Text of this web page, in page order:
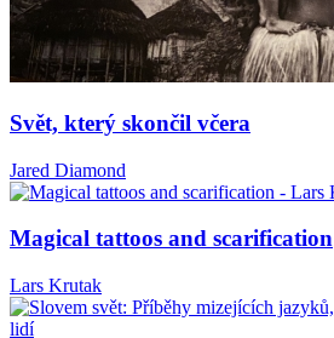
Svět, který skončil včera
Jared Diamond
Magical tattoos and scarification
Lars Krutak